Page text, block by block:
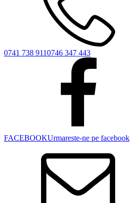
0741 738 9110746 347 443
FACEBOOKUrmareste-ne pe facebook